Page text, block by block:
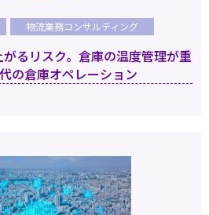
物流業務コンサルティング
るリスク。倉庫の温度管理が重
の倉庫オペレーション